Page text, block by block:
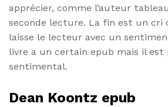
apprécier, comme l’auteur
seconde lecture. La fin est un cri
laisse le lecteur avec un
livre a un certain epub mais il
sentimental.
Dean Koontz epub